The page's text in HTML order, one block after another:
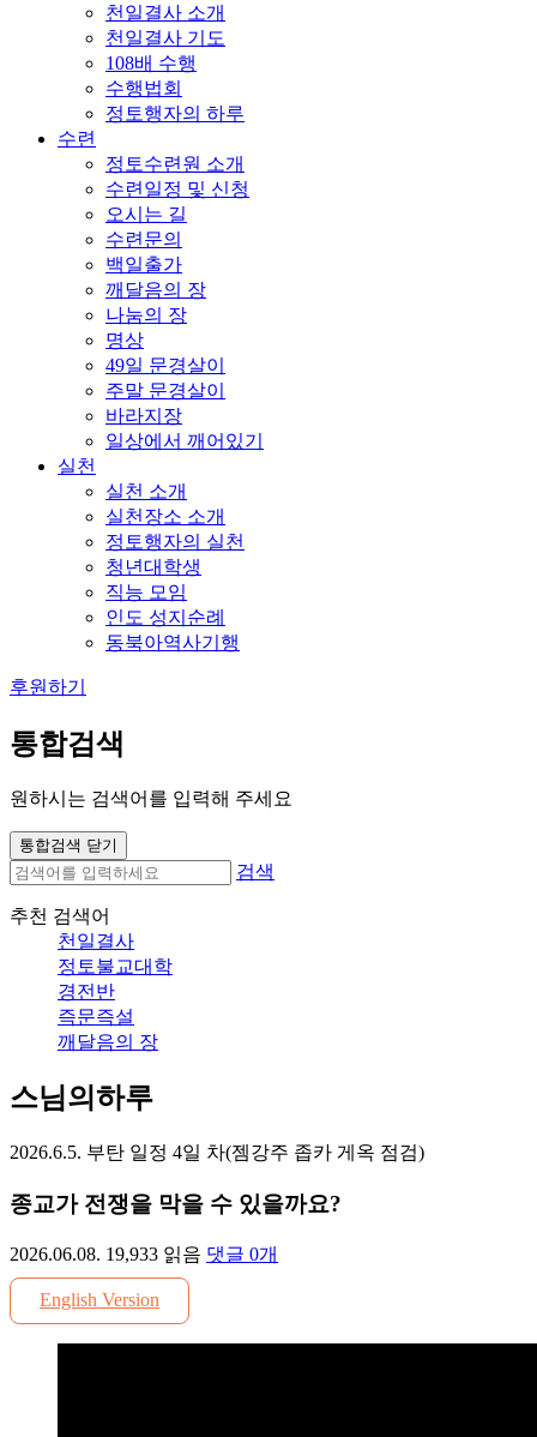
천일결사 소개
천일결사 기도
108배 수행
수행법회
정토행자의 하루
수련
정토수련원 소개
수련일정 및 신청
오시는 길
수련문의
백일출가
깨달음의 장
나눔의 장
명상
49일 문경살이
주말 문경살이
바라지장
일상에서 깨어있기
실천
실천 소개
실천장소 소개
정토행자의 실천
청년대학생
직능 모임
인도 성지순례
동북아역사기행
후원하기
통합검색
원하시는 검색어를 입력해 주세요
통합검색 닫기
검색
추천 검색어
천일결사
정토불교대학
경전반
즉문즉설
깨달음의 장
스님의하루
2026.6.5. 부탄 일정 4일 차(젬강주 좁카 게옥 점검)
종교가 전쟁을 막을 수 있을까요?
2026.06.08. 19,933 읽음 댓글 0개
English Version